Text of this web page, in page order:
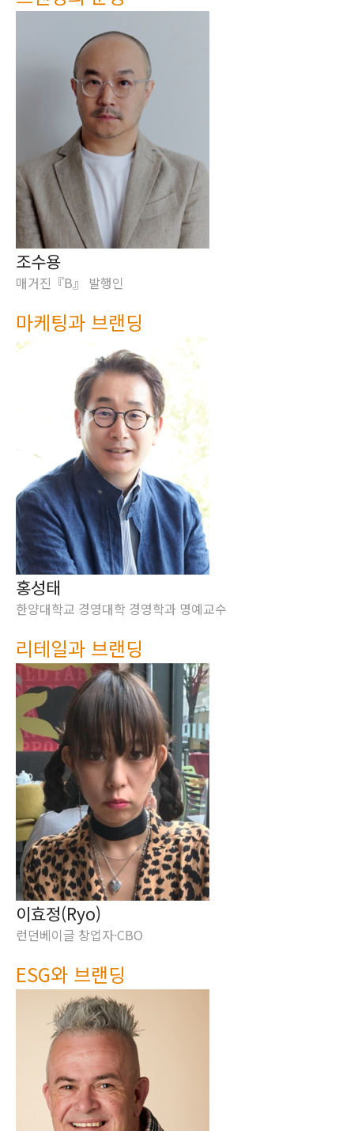
조수용
매거진『B』 발행인
마케팅과 브랜딩
홍성태
한양대학교 경영대학 경영학과 명예교수
리테일과 브랜딩
이효정(Ryo)
런던베이글 창업자·CBO
ESG와 브랜딩